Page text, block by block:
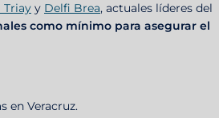
Triay y Delfi Brea, actuales líderes del
como mínimo para asegurar el
en Veracruz.